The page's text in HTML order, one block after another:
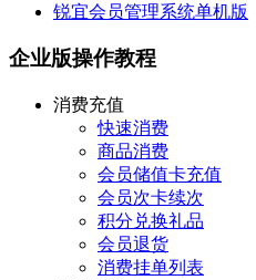
锐宜会员管理系统单机版
企业版操作教程
消费充值
快速消费
商品消费
会员储值卡充值
会员次卡续次
积分兑换礼品
会员退货
消费挂单列表